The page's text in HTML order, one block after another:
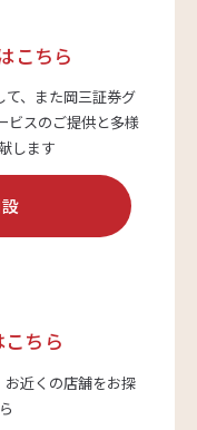
こちら
、また岡三証券グ
ビスのご提供と多様
します
ちら
お近くの店舗をお探